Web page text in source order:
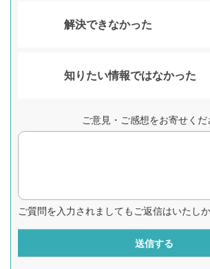
解決できなかった
知りたい情報ではなかった
ご意見・ご感想をお寄せくだ
ご質問を入力されましてもご返信はいたし
送信する